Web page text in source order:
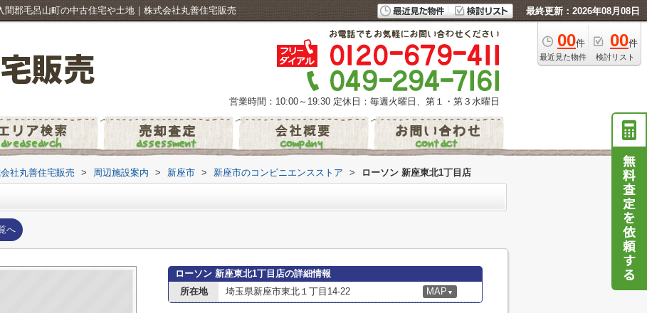
郡毛呂山町の中古住宅や土地｜株式会社丸善住宅販売 最終更新：2026年08月08日
00件
最近見た物件
00件
検討リスト
営業時間：10:00～19:30 定休日：毎週火曜日、第１・第３水曜日
社丸善住宅販売 > 周辺施設案内 > 新座市 > 新座市のコンビニエンスストア > ローソン 新座東北1丁目店
へ
ローソン 新座東北1丁目店の詳細情報
所在地
埼玉県新座市東北１丁目14-22 MAP ▼